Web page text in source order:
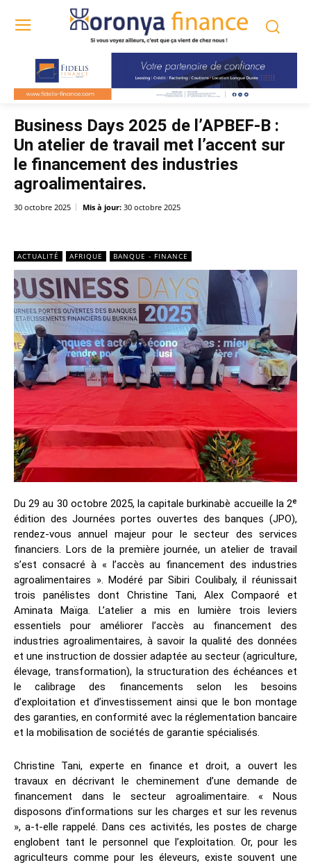
Business Days 2025 de l’APBEF-B :
Un atelier de travail met l’accent sur
le financement des industries
agroalimentaires.
30 octobre 2025 Mis à jour: 30 octobre 2025
ACTUALITÉ AFRIQUE BANQUE - FINANCE
Du 29 au 30 octobre 2025, la capitale burkinabè accueille la 2ᵉ
édition des Journées portes ouvertes des banques (JPO),
rendez-vous annuel majeur pour le secteur des services
financiers. Lors de la première journée, un atelier de travail
s’est consacré à « l’accès au financement des industries
agroalimentaires ». Modéré par Sibiri Coulibaly, il réunissait
trois panélistes dont Christine Tani, Alex Compaoré et
Aminata Maïga. L’atelier a mis en lumière trois leviers
essentiels pour améliorer l’accès au financement des
industries agroalimentaires, à savoir la qualité des données
et une instruction de dossier adaptée au secteur (agriculture,
élevage, transformation), la structuration des échéances et
le calibrage des financements selon les besoins
d’exploitation et d’investissement ainsi que le bon montage
des garanties, en conformité avec la réglementation bancaire
et la mobilisation de sociétés de garantie spécialisés.
Christine Tani, experte en finance et droit, a ouvert les
travaux en décrivant le cheminement d’une demande de
financement dans le secteur agroalimentaire. « Nous
disposons d’informations sur les charges et sur les revenus
», a-t-elle rappelé. Dans ces activités, les postes de charge
englobent tant le personnel que l’exploitation. Or, pour les
agriculteurs comme pour les éleveurs, existe souvent une